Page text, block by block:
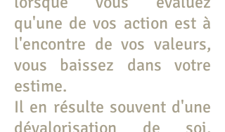
qu'une de vos action est à
l'encontre de vos valeurs,
vous baissez dans votre
estime.
Il en résulte souvent d'une
dévalorisation de soi,